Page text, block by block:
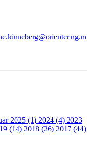
2025 (1) 2024 (4) 2023
(14) 2018 (26) 2017 (44)